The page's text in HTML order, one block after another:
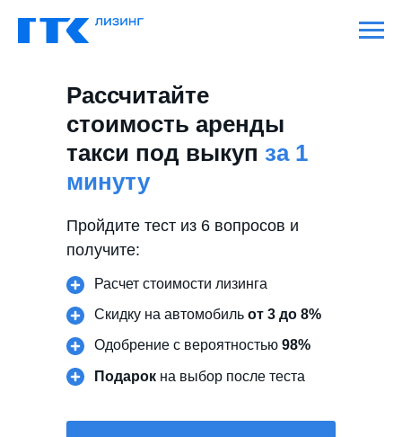
Рассчитайте
стоимость аренды
такси под выкуп за 1
минуту
Пройдите тест из 6 вопросов и
получите:
Расчет стоимости лизинга
Скидку на автомобиль от 3 до 8%
Одобрение с вероятностью 98%
Подарок на выбор после теста